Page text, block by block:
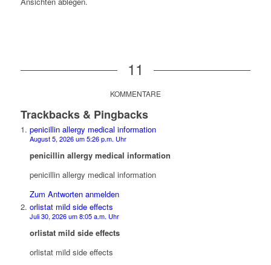
11
KOMMENTARE
Trackbacks & Pingbacks
penicillin allergy medical information
August 5, 2026 um 5:26 p.m. Uhr
penicillin allergy medical information
penicillin allergy medical information
Zum Antworten anmelden
orlistat mild side effects
Juli 30, 2026 um 8:05 a.m. Uhr
orlistat mild side effects
orlistat mild side effects